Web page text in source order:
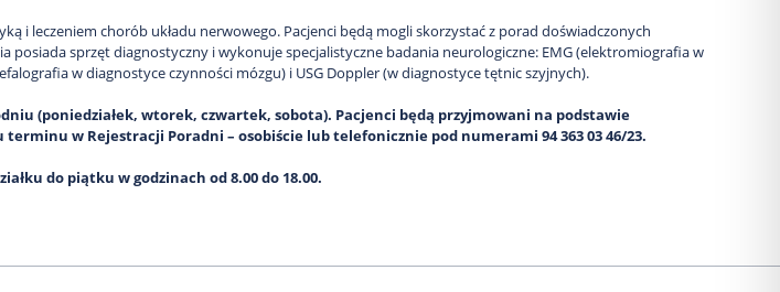
i leczeniem chorób układu nerwowego. Pacjenci będą mogli skorzystać z porad doświadczonych
posiada sprzęt diagnostyczny i wykonuje specjalistyczne badania neurologiczne: EMG (elektromiografia w
w diagnostyce czynności mózgu) i USG Doppler (w diagnostyce tętnic szyjnych).
(poniedziałek, wtorek, czwartek, sobota). Pacjenci będą przyjmowani na podstawie
w Rejestracji Poradni – osobiście lub telefonicznie pod numerami 94 363 03 46/23.
do piątku w godzinach od 8.00 do 18.00.